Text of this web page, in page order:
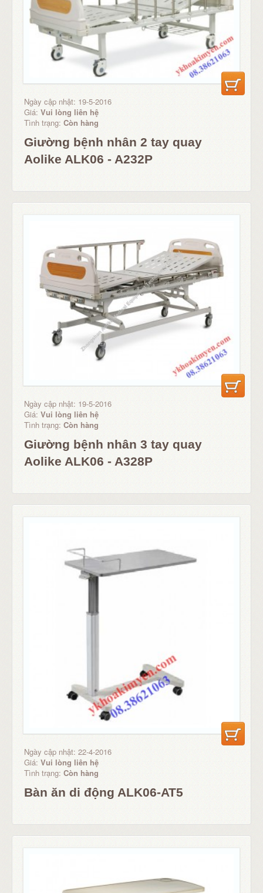
Ngày cập nhật: 19-5-2016
Giá: Vui lòng liên hệ
Tình trạng: Còn hàng
Giường bệnh nhân 2 tay quay
Aolike ALK06 - A232P
Ngày cập nhật: 19-5-2016
Giá: Vui lòng liên hệ
Tình trạng: Còn hàng
Giường bệnh nhân 3 tay quay
Aolike ALK06 - A328P
Ngày cập nhật: 22-4-2016
Giá: Vui lòng liên hệ
Tình trạng: Còn hàng
Bàn ăn di động ALK06-AT5